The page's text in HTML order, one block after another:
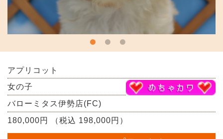
アプリコット
女の子
バローミタス伊勢店(FC)
180,000円 （税込 198,000円）